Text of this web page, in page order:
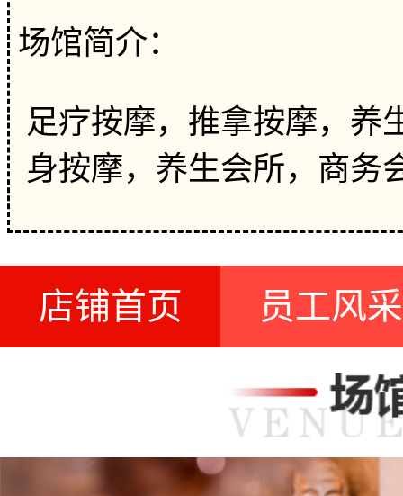
场馆简介：
足疗按摩，推拿按摩，养
身按摩，养生会所，商务
店铺首页 员工风采